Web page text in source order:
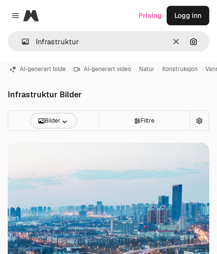
Close menu
Magnific
Slett Søk
Prising Logg inn
AI-generert bilde AI-generert video Natur Konstruksjon
Infrastruktur Bilder
Bilder Filtre